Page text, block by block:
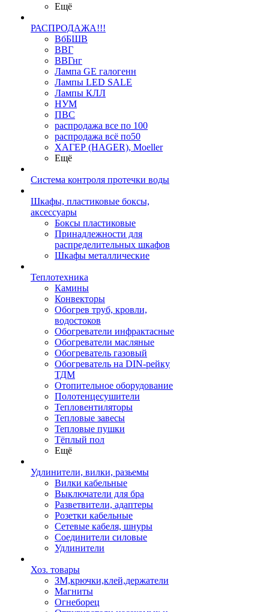
Ещё
РАСПРОДАЖА!!!
ВбБШВ
ВВГ
ВВГнг
Лампа GE галогенн
Лампы LED SALE
Лампы КЛЛ
НУМ
ПВС
распродажа все по 100
распродажа всё по50
ХАГЕР (HAGER), Moeller
Ещё
Система контроля протечки воды
Шкафы, пластиковые боксы,
аксессуары
Боксы пластиковые
Принадлежности для
распределительных шкафов
Шкафы металлические
Теплотехника
Камины
Конвекторы
Обогрев труб, кровли,
водостоков
Обогреватели инфрактасные
Обогреватели масляные
Обогреватель газовый
Обогреватель на DIN-рейку
ТДМ
Отопительное оборудование
Полотенцесушители
Тепловентиляторы
Тепловые завесы
Тепловые пушки
Тёплый пол
Ещё
Удлинители, вилки, разьемы
Вилки кабельные
Выключатели для бра
Разветвители, адаптеры
Розетки кабельные
Сетевые кабеля, шнуры
Соединители силовые
Удлинители
Хоз. товары
ЗМ,крючки,клей,держатели
Магниты
Огнеборец